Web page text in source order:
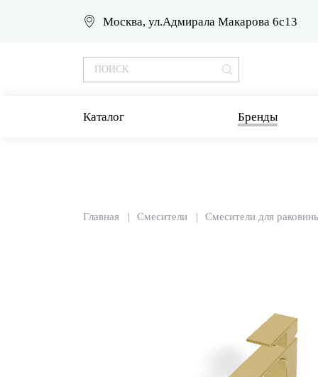
Москва, ул.Адмирала Макарова 6с13
Каталог Бренды
Главная Смесители Смесители для